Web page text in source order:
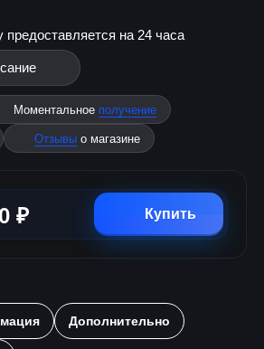
предоставляется на 24 часа
Моментальное получение
Отзывы о магазине
₽ Купить
Дополнительно